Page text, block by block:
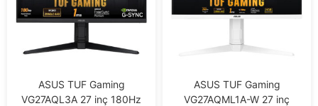
ASUS TUF Gaming
VG27AQL3A 27 inç 180Hz
ASUS TUF Gaming
VG27AQML1A-W 27 inç